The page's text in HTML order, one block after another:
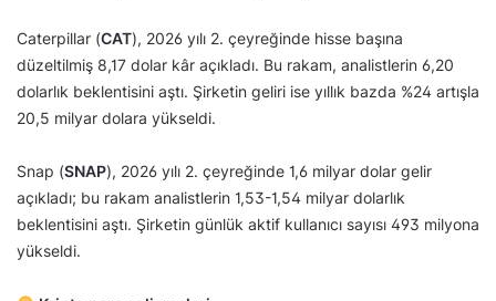
Caterpillar (CAT), 2026 yılı 2. çeyreğinde hisse başına
düzeltilmiş 8,17 dolar kâr açıkladı. Bu rakam, analistlerin 6,20
dolarlık beklentisini aştı. Şirketin geliri ise yıllık bazda %24 artışla
20,5 milyar dolara yükseldi.
Snap (SNAP), 2026 yılı 2. çeyreğinde 1,6 milyar dolar gelir
açıkladı; bu rakam analistlerin 1,53-1,54 milyar dolarlık
beklentisini aştı. Şirketin günlük aktif kullanıcı sayısı 493 milyona
yükseldi.